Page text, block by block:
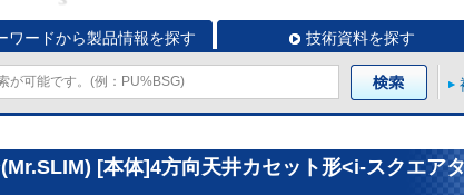
ワードから製品情報を探す 技術資料を探す
[本体]4方向天井カセット形<i-スクエア